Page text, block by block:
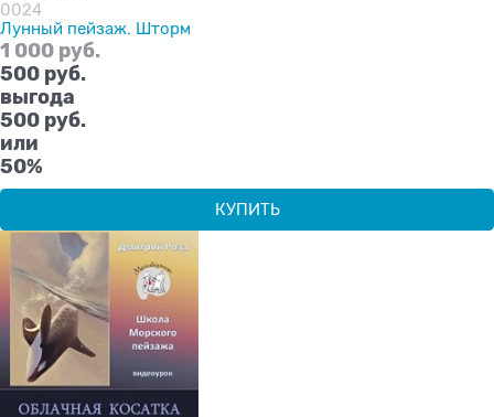
0024
Лунный пейзаж. Шторм
1 000 руб.
500 руб.
выгода
500 руб.
или
50%
КУПИТЬ